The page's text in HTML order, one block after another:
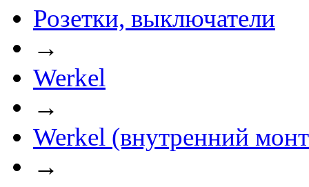
Розетки, выключатели
→
Werkel
→
Werkel (внутренний
→